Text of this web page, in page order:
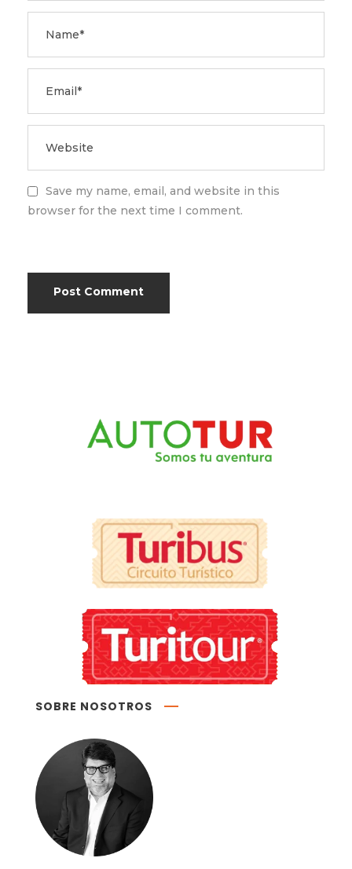
Save my name, email, and website in this
browser for the next time I comment.
SOBRE NOSOTROS